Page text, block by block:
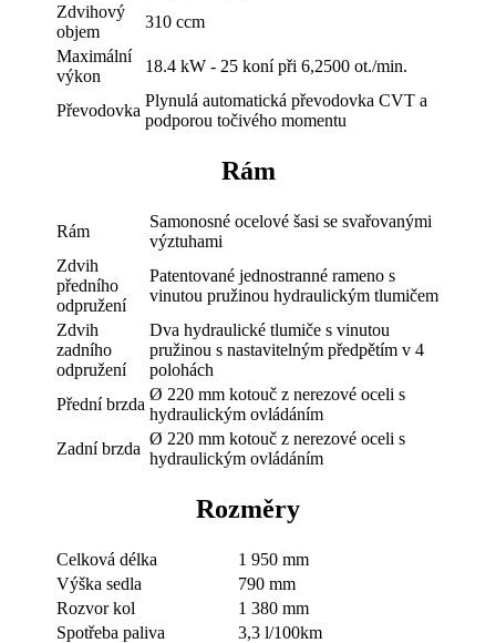
Zdvihový
objem
310 ccm
Maximální
výkon
18.4 kW - 25 koní při 6,2500 ot./min.
Převodovka
Plynulá automatická převodovka CVT a
podporou točivého momentu
Rám
Rám
Samonosné ocelové šasi se svařovanými
výztuhami
Zdvih
předního
odpružení
Patentované jednostranné rameno s
vinutou pružinou hydraulickým tlumičem
Zdvih
zadního
odpružení
Dva hydraulické tlumiče s vinutou
pružinou s nastavitelným předpětím v 4
polohách
Přední brzda
Ø 220 mm kotouč z nerezové oceli s
hydraulickým ovládáním
Zadní brzda
Ø 220 mm kotouč z nerezové oceli s
hydraulickým ovládáním
Rozměry
Celková délka
1 950 mm
Výška sedla
790 mm
Rozvor kol
1 380 mm
Spotřeba paliva
3,3 l/100km